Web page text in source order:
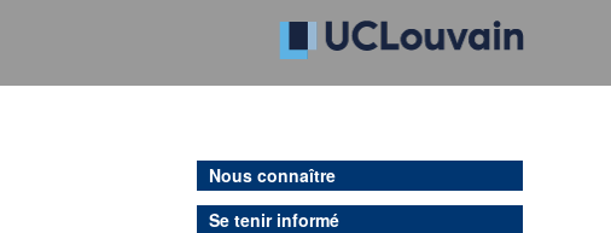
Nous connaître
Se tenir informé